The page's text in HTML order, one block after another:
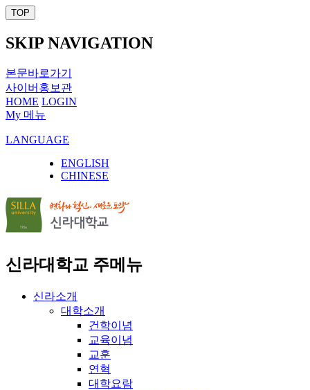
TOP
SKIP NAVIGATION
본문바로가기
사이버홍보관
HOME LOGIN
My 메뉴
LANGUAGE
ENGLISH
CHINESE
신라대학교 주메뉴
신라소개
대학소개
건학이념
교육이념
교훈
연혁
대학요람